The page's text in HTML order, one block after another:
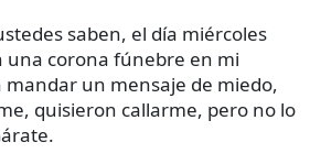
saben, el día miércoles
una corona fúnebre en mi
mandar un mensaje de miedo,
quisieron callarme, pero no lo